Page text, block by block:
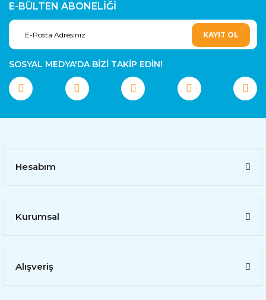
E-BÜLTEN ABONELİĞİ
KAYIT OL
SOSYAL MEDYA'DA BİZİ TAKİP EDİN!
Hesabım
Kurumsal
Alışveriş